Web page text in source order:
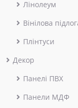
Лінолеум
Вінілова
Плінтуси
Декор
Панелі ПВХ
Панели МДФ